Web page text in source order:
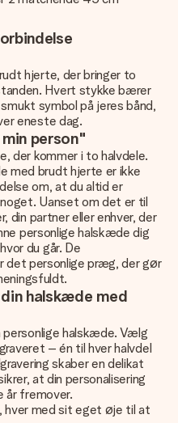
hjerte, der bringer to
Hvert stykke bærer
symbol på jeres bånd,
eneste dag.
person"
der kommer i to halvdele.
med brudt hjerte er ikke
om, at du altid er
Uanset om det er til
din partner eller enhver, der
personlige halskæde dig
du går. De
det personlige præg, der gør
halskæde med
halskæde. Vælg
– én til hver halvdel
skaber en delikat
at din personalisering
år fremover.
hver med sit eget øje til at